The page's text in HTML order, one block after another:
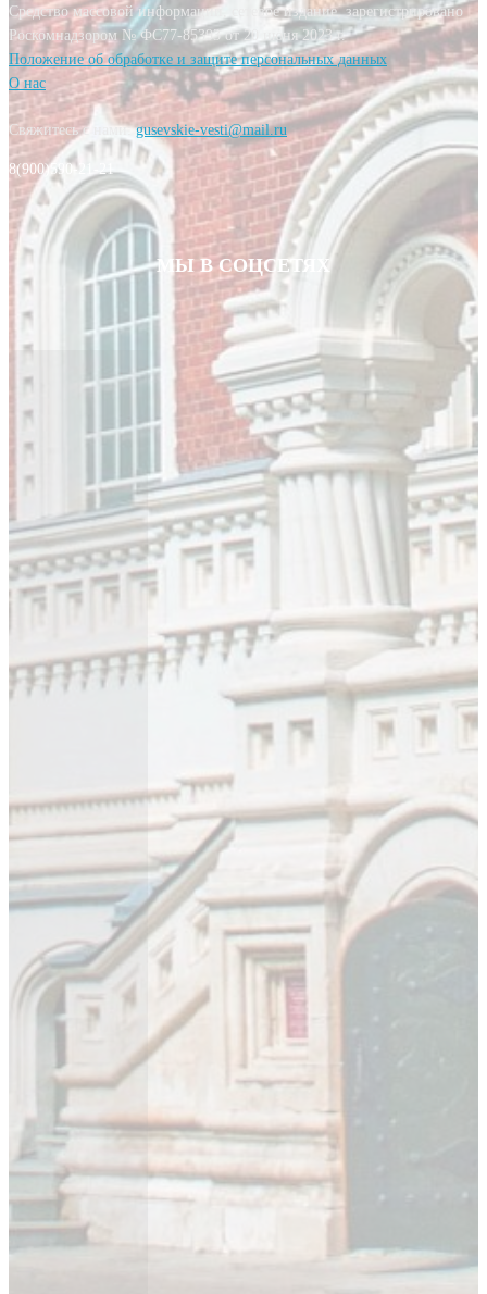
Средство массовой информации, сетевое издание, зарегистрировано
Роскомнадзором № ФС77-85393 от 20 июня 2023 г.
Положение об обработке и защите персональных данных
О нас
Свяжитесь с нами:gusevskie-vesti@mail.ru
8(900)590-21-21
МЫ В СОЦСЕТЯХ